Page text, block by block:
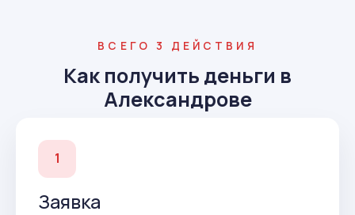
ВСЕГО 3 ДЕЙСТВИЯ
Как получить деньги в
Александрове
1
Заявка